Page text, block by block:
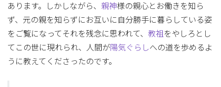
あります。しかしながら、 親神様の親心とお働きを知ら
ず、元の親を知らずにお互いに自分勝手に暮らしている姿
をご覧になってそれを残念に思われて、 教祖 をやしろとし
てこの世に現れられ、人間が陽気ぐらしへの道を歩めるよ
うに教えてくださったのです。